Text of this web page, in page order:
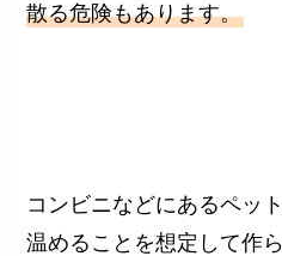
散る危険もあります。
コンビニなどにあるペッ
温めることを想定して作